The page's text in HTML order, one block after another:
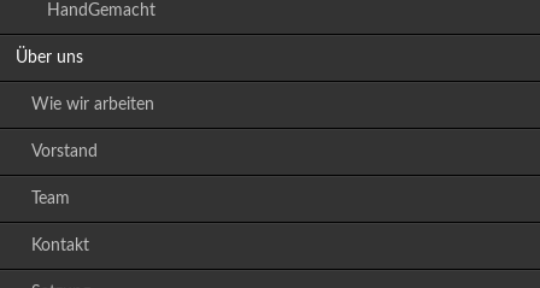
HandGemacht
Über uns
Wie wir arbeiten
Vorstand
Team
Kontakt